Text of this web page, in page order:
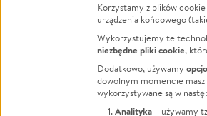
FacebookTwitter
LinkedInTikTok Youtube
Korzystamy z plików
urządzenia końcowego
Wykorzystujemy te
niezbędne pliki cookie,
Dodatkowo, używamy
dowolnym momencie
wykorzystywane są w
Analityka – używamy